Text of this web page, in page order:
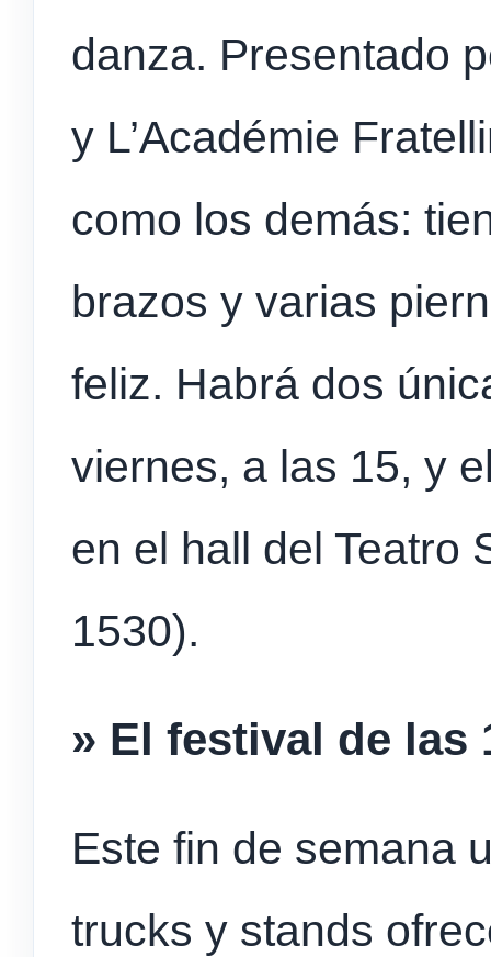
danza. Presentado
y L’Académie
como los demás:
brazos y varias
feliz. Habrá dos
viernes, a las 15, y
en el hall del Teatro
1530).
» El festival de las
Este fin de semana
trucks y stands